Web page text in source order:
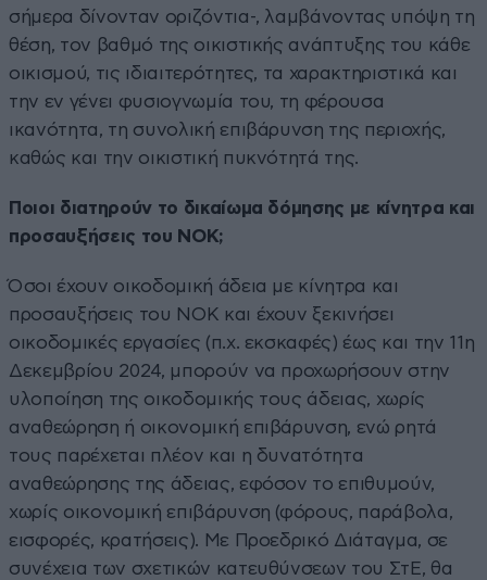
σήμερα δίνονταν οριζόντια-, λαμβάνοντας υπόψη τη
θέση, τον βαθμό της οικιστικής ανάπτυξης του κάθε
οικισμού, τις ιδιαιτερότητες, τα χαρακτηριστικά και
την εν γένει φυσιογνωμία του, τη φέρουσα
ικανότητα, τη συνολική επιβάρυνση της περιοχής,
καθώς και την οικιστική πυκνότητά της.
Ποιοι διατηρούν το δικαίωμα δόμησης με κίνητρα και
προσαυξήσεις του ΝΟΚ;
Όσοι έχουν οικοδομική άδεια με κίνητρα και
προσαυξήσεις του ΝΟΚ και έχουν ξεκινήσει
οικοδομικές εργασίες (π.χ. εκσκαφές) έως και την 11η
Δεκεμβρίου 2024, μπορούν να προχωρήσουν στην
υλοποίηση της οικοδομικής τους άδειας, χωρίς
αναθεώρηση ή οικονομική επιβάρυνση, ενώ ρητά
τους παρέχεται πλέον και η δυνατότητα
αναθεώρησης της άδειας, εφόσον το επιθυμούν,
χωρίς οικονομική επιβάρυνση (φόρους, παράβολα,
εισφορές, κρατήσεις). Με Προεδρικό Διάταγμα, σε
συνέχεια των σχετικών κατευθύνσεων του ΣτΕ, θα